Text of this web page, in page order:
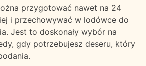
przygotować nawet na 24
i przechowywać w lodówce do
Jest to doskonały wybór na
gdy potrzebujesz deseru, który